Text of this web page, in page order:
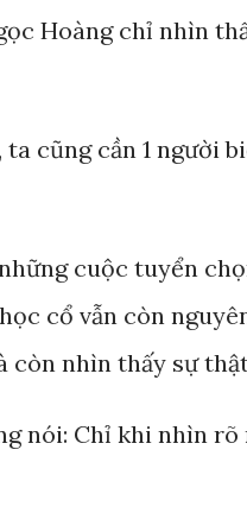
Hoàng chỉ nhìn
cũng cần 1 người
cuộc tuyển
cổ vẫn còn
còn nhìn thấy sự
nói: Chỉ khi nhìn